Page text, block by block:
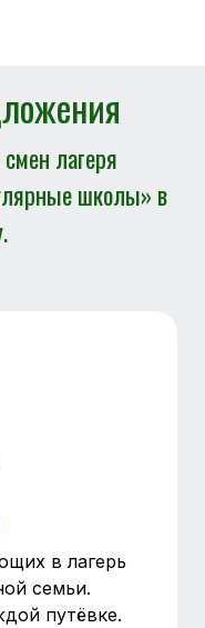
лагеря
школы» в
в лагерь
семьи.
путёвке.